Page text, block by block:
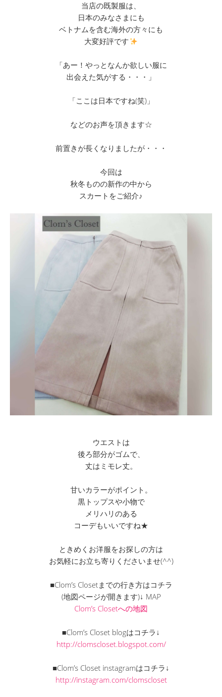
当店の既製服は、
日本のみなさまにも
ベトナムを含む海外の方々にも
大変好評です
「あー！やっとなんか欲しい服に
出会えた気がする・・・」
「ここは日本ですね(笑)」
などのお声を頂きます☆
前置きが長くなりましたが・・・
今回は
秋冬ものの新作の中から
スカートをご紹介♪
ウエストは
後ろ部分がゴムで、
丈はミモレ丈。
甘いカラーがポイント。
黒トップスや小物で
メリハリのある
コーデもいいですね★
ときめくお洋服をお探しの方は
お気軽にお立ち寄りくださいませ(^^)
■Clom’s Closetまでの行き方はコチラ
(地図ページが開きます)↓ MAP
Clom’s Closetへの地図
■Clom’s Closet blogはコチラ↓
http://clomscloset.blogspot.com/
■Clom’s Closet instagramはコチラ↓
http://instagram.com/clomscloset